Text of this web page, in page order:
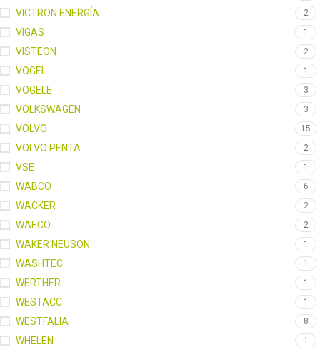
VICTRON ENERGÍA 2
VIGAS 1
VISTEON 2
VOGEL 1
VOGELE 3
VOLKSWAGEN 3
VOLVO 15
VOLVO PENTA 2
VSE 1
WABCO 6
WACKER 2
WAECO 2
WAKER NEUSON 1
WASHTEC 1
WERTHER 1
WESTACC 1
WESTFALIA 8
WHELEN 1